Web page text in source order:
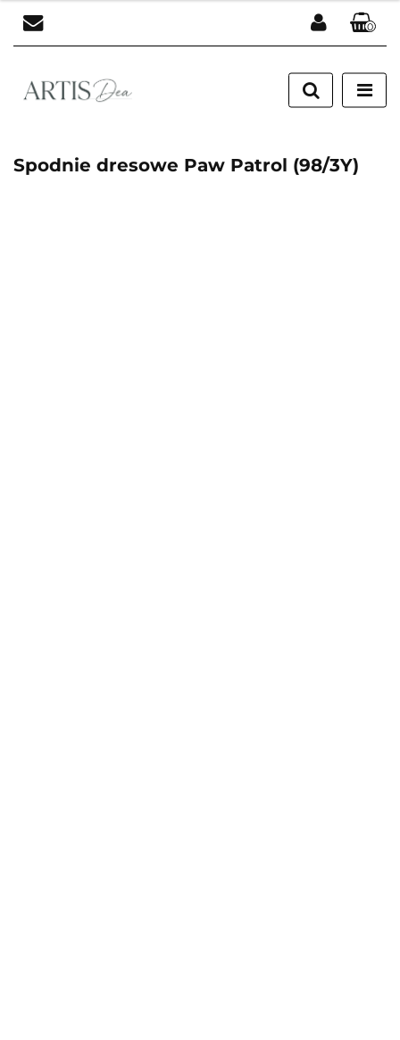
Zaloguj się
Zarejestruj się
0
Spodnie dresowe Paw Patrol (98/3Y)